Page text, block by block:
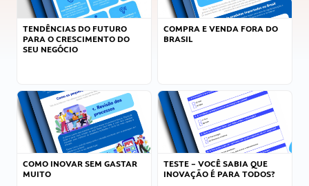
TENDÊNCIAS DO FUTURO
PARA O CRESCIMENTO DO
SEU NEGÓCIO
COMPRA E VENDA FORA DO
BRASIL
COMO INOVAR SEM GASTAR
MUITO
TESTE – VOCÊ SABIA QUE
INOVAÇÃO É PARA TODOS?